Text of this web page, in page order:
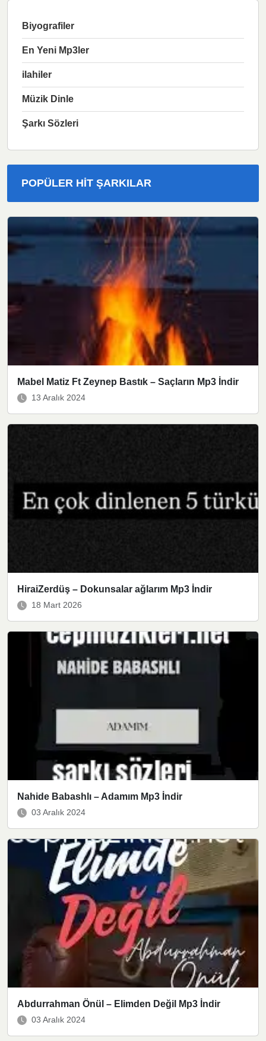
Biyografiler
En Yeni Mp3ler
ilahiler
Müzik Dinle
Şarkı Sözleri
POPÜLER HIT ŞARKILAR
Mabel Matiz Ft Zeynep Bastık – Saçların Mp3 İndir
13 Aralık 2024
HiraiZerdüş – Dokunsalar ağlarım Mp3 İndir
18 Mart 2026
Nahide Babashlı – Adamım Mp3 İndir
03 Aralık 2024
Abdurrahman Önül – Elimden Değil Mp3 İndir
03 Aralık 2024